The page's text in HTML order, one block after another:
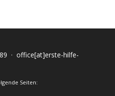
· office[at]erste-hilfe-
Seiten: